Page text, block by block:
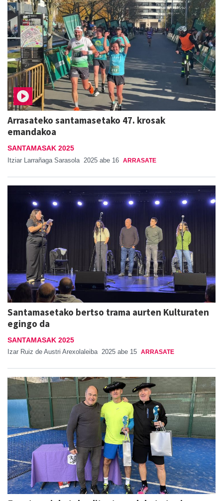
Arrasateko santamasetako 47. krosak
emandakoa
SANTAMASAK 2025
Itziar Larrañaga Sarasola 2025 abe 16 ARRASATE
Santamasetako bertso trama aurten Kulturaten
egingo da
SANTAMASAK 2025
Izar Ruiz de Austri Arexolaleiba 2025 abe 15 ARRASATE